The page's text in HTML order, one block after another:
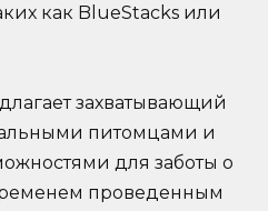
как BlueStacks или
захватывающий
питомцами и
для заботы о
проведенным